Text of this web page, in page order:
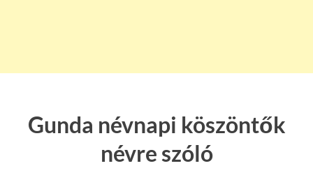
Gunda névnapi köszöntők
névre szóló